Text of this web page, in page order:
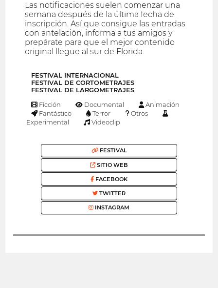
Las notificaciones suelen comenzar una
semana después de la última fecha de
inscripción. Así que consigue las entradas
con antelación, informa a tus amigos y
prepárate para que el mejor contenido
original llegue al sur de Florida.
FESTIVAL INTERNACIONAL
FESTIVAL DE CORTOMETRAJES
FESTIVAL DE LARGOMETRAJES
Ficción Documental
Animación
Fantástico
Terror
Otros
Experimental
Videoclip
FESTIVAL
SITIO WEB
FACEBOOK
TWITTER
INSTAGRAM